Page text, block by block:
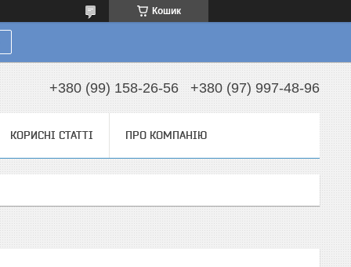
Кошик
+380 (99) 158-26-56 +380 (97) 997-48-96
КОРИСНІ СТАТТІ ПРО КОМПАНІЮ